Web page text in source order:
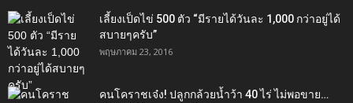
เลี้ยงเป็ดไข่ 500 ตัว “มีรายได้วันละ 1,000 กว่าอยู่ได้
สบายๆครับ”
พฤษภาคม 23, 2016
คนโคราชเจ๋ง! ปลูกกล้วยน้ำว้า 40 ไร่ ไม่พอขาย…